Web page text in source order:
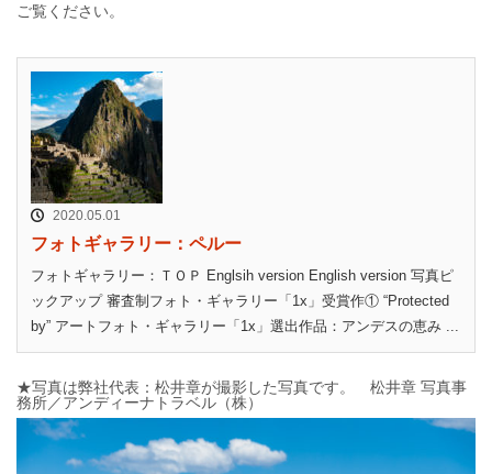
ご覧ください。
2020.05.01
フォトギャラリー：ペルー
フォトギャラリー：ＴＯＰ Englsih version English version 写真ピ
ックアップ 審査制フォト・ギャラリー「1x」受賞作① “Protected
by” アートフォト・ギャラリー「1x」選出作品：アンデスの恵み ...
★写真は弊社代表：松井章が撮影した写真です。 松井章 写真事
務所／アンディーナトラベル（株）